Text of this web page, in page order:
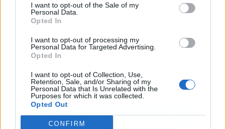
I want to opt-out of the Sale of my
Personal Data.
Opted In
I want to opt-out of processing my
Personal Data for Targeted Advertising.
Opted In
I want to opt-out of Collection, Use,
Retention, Sale, and/or Sharing of my
Personal Data that Is Unrelated with the
Purposes for which it was collected.
Opted Out
CONFIRM